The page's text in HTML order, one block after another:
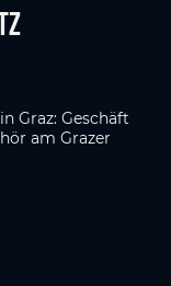
Graz: Geschäft
am Grazer